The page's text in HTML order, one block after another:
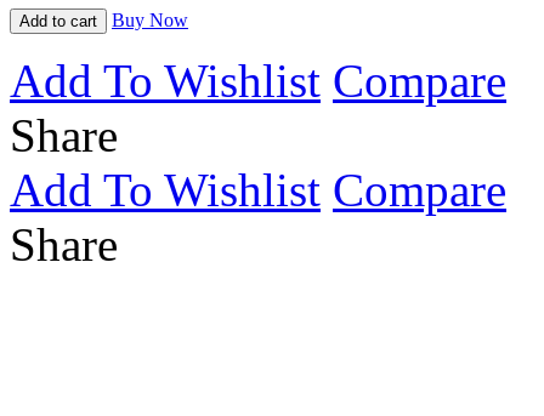
Add to cart Buy Now
Add To Wishlist Compare
Share
Add To Wishlist Compare
Share